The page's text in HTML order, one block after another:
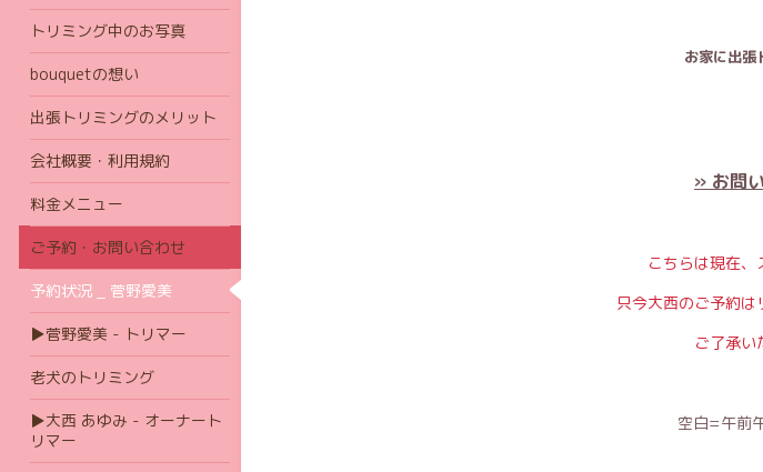
お家に出張
» お問
こちらは現在、
只今大西のご予約は
ご了承い
空白=午前
トリミング中のお写真
bouquetの想い
出張トリミングのメリット
会社概要・利用規約
料金メニュー
ご予約・お問い合わせ
予約状況 _ 菅野愛美
▶菅野愛美 - トリマー
老犬のトリミング
▶大西 あゆみ - オーナート
リマー